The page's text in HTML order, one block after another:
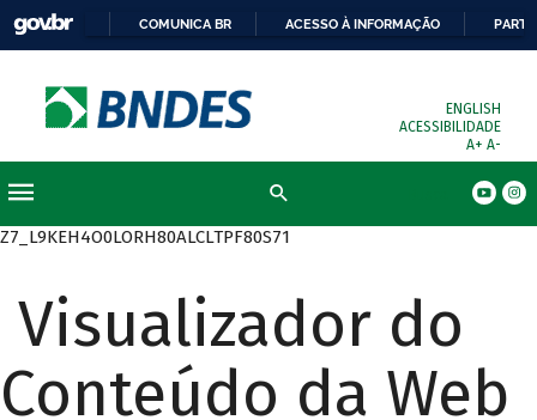
COMUNICA BR ACESSO À INFORMAÇÃO
ENGLISH
ACESSIBILIDADE
A+ A-
Z7_L9KEH4O0LORH80ALCLTPF80S71
Visualizador do
Conteúdo da Web